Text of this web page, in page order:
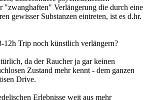
"zwanghaften" Verlängerung die durch eine
gewisser Substanzen eintreten, ist es d.hr.
12h Trip noch künstlich verlängern?
da der Raucher ja gar keinen
Zustand mehr kennt - dem ganzen
Drive.
Erlebnisse weit aus mehr